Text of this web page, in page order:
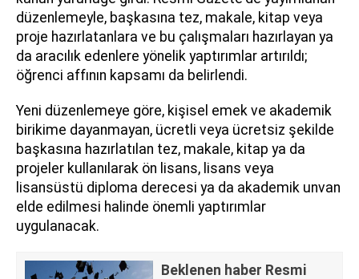
düzenlemeyle, başkasına tez, makale, kitap veya
proje hazırlatanlara ve bu çalışmaları hazırlayan ya
da aracılık edenlere yönelik yaptırımlar artırıldı;
öğrenci affının kapsamı da belirlendi.
Yeni düzenlemeye göre, kişisel emek ve akademik
birikime dayanmayan, ücretli veya ücretsiz şekilde
başkasına hazırlatılan tez, makale, kitap ya da
projeler kullanılarak ön lisans, lisans veya
lisansüstü diploma derecesi ya da akademik unvan
elde edilmesi halinde önemli yaptırımlar
uygulanacak.
Beklenen haber Resmi